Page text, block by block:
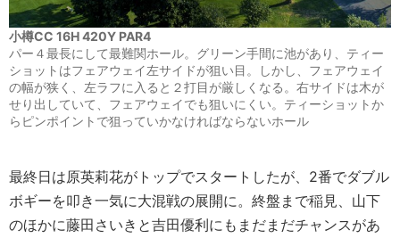
小樽CC 16H 420Y PAR4
パー４最長にして最難関ホール。グリーン手間に池があり、ティー
ショットはフェアウェイ左サイドが狙い目。しかし、フェアウェイ
の幅が狭く、左ラフに入ると２打目が厳しくなる。右サイドは木が
せり出していて、フェアウェイでも狙いにくい。ティーショットか
らピンポイントで狙っていかなければならないホール
最終日は原英莉花がトップでスタートしたが、2番でダブル
ボギーを叩き一気に大混戦の展開に。終盤まで稲見、山下
のほかに藤田さいきと吉田優利にもまだまだチャンスがあ